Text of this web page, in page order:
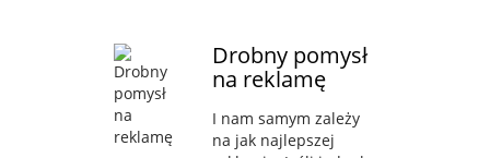
Drobny pomysł
na reklamę
I nam samym zależy
na jak najlepszej